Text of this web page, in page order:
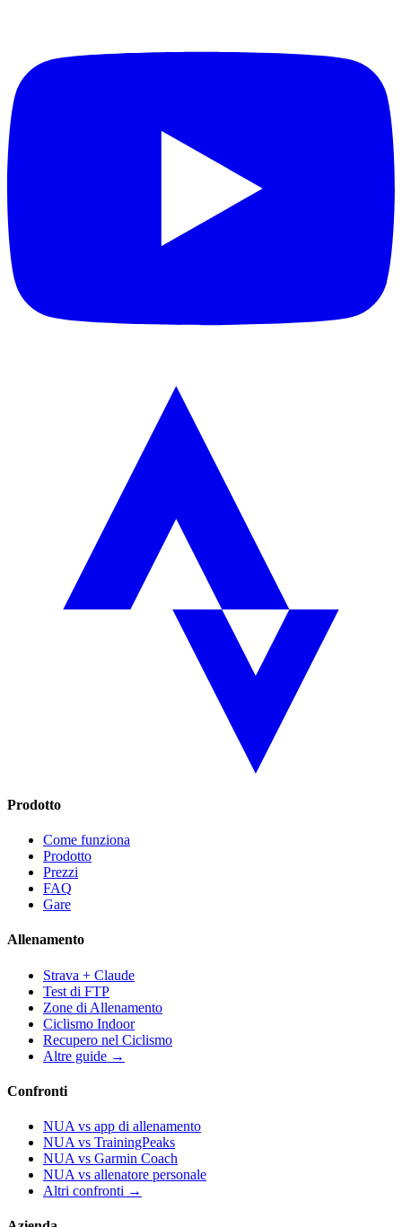
Prodotto
Come funziona
Prodotto
Prezzi
FAQ
Gare
Allenamento
Strava + Claude
Test di FTP
Zone di Allenamento
Ciclismo Indoor
Recupero nel Ciclismo
Altre guide →
Confronti
NUA vs app di allenamento
NUA vs TrainingPeaks
NUA vs Garmin Coach
NUA vs allenatore personale
Altri confronti →